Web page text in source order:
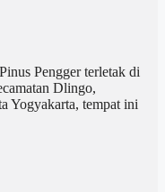
Pengger terletak di
Dlingo,
Yogyakarta, tempat ini